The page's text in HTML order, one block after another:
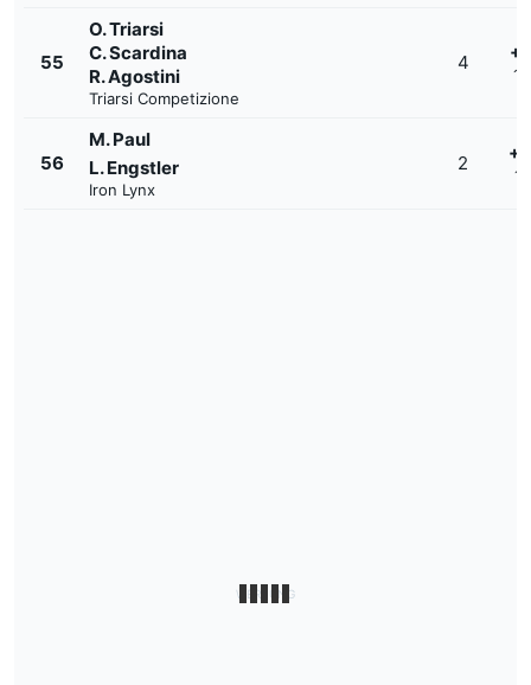
55
O. Triarsi
C. Scardina
R. Agostini
Triarsi Competizione
4
56
M. Paul
L. Engstler
Iron Lynx
2